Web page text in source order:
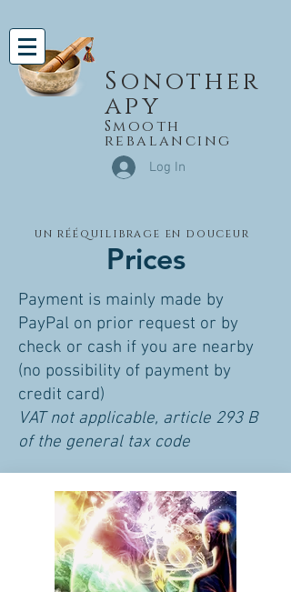
Sonother
apy
Smooth
rebalancing
Log In
un rééquilibrage en douceur
Prices
Payment is mainly made by
PayPal on prior request or by
check or cash if you are nearby
(no possibility of payment by
credit card)
VAT not applicable, article 293 B
of the general tax code